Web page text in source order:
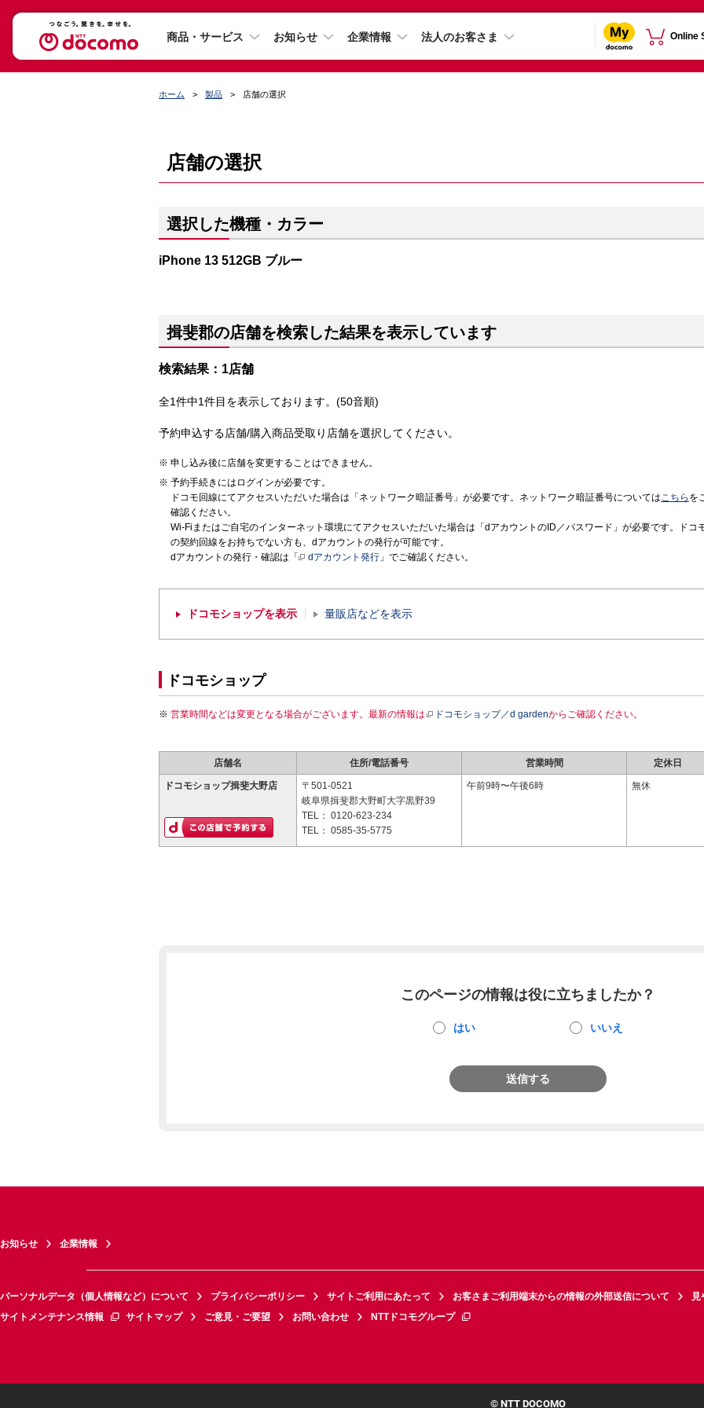
商品・サービス お知らせ 企業情報 法人のお客さま Online
ホーム 製品 店舗の選択
店舗の選択
選択した機種・カラー
iPhone 13 512GB ブルー
揖斐郡の店舗を検索した結果を表示しています
検索結果：1店舗
全1件中1件目を表示しております。(50音順)
予約申込する店舗/購入商品受取り店舗を選択してください。
申し込み後に店舗を変更することはできません。
予約手続きにはログインが必要です。
ドコモ回線にてアクセスいただいた場合は「ネットワーク暗証番号」が必要です。ネットワーク暗証番号についてはこちら を
確認ください。
Wi-Fiまたはご自宅のインターネット環境にてアクセスいただいた場合は「dアカウントのID／パスワード」が必要です。ドコ
の契約回線をお持ちでない方も、dアカウントの発行が可能です。
dアカウントの発行・確認は「
dアカウント発行 」でご確認ください。
ドコモショップを表示 量販店などを表示
ドコモショップ
営業時間などは変更となる場合がございます。最新の情報は ドコモショップ／d gardenからご確認ください。
店舗名 住所/電話番号 営業時間 定休日
ドコモショップ揖斐大野店
〒501-0521
岐阜県揖斐郡大野町大字黒野39
TEL： 0120-623-234
TEL： 0585-35-5775
午前9時〜午後6時 無休
このページの情報は役に立ちましたか？
はい いいえ
送信する
お知らせ 企業情報
パーソナルデータ（個人情報など）について プライバシーポリシー サイトご利用にあたって お客さまご利用端末からの情報の外部送信について
見
サイトメンテナンス情報
サイトマップ ご意見・ご要望 お問い合わせ NTTドコモグループ
© NTT DOCOMO